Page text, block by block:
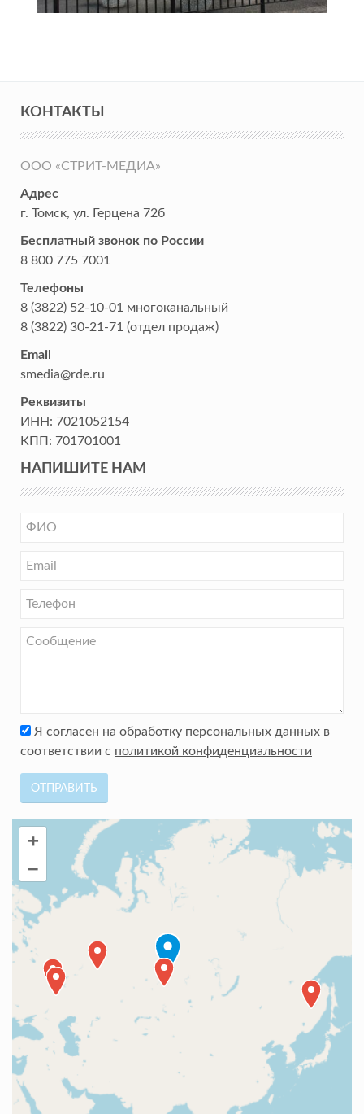
КОНТАКТЫ
ООО «СТРИТ-МЕДИА»
Адрес
г. Томск, ул. Герцена 72б
Бесплатный звонок по России
8 800 775 7001
Телефоны
8 (3822) 52-10-01 многоканальный
8 (3822) 30-21-71 (отдел продаж)
Email
smedia@rde.ru
Реквизиты
ИНН: 7021052154
КПП: 701701001
НАПИШИТЕ НАМ
Я согласен на обработку персональных данных в
соответствии с политикой конфиденциальности
ОТПРАВИТЬ
+
–